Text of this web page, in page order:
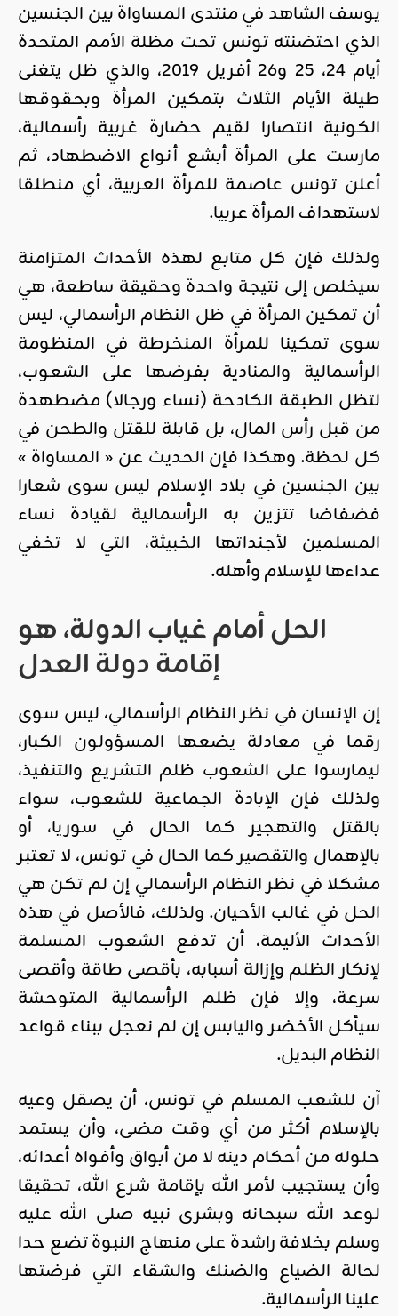
يوسف الشاهد في منتدى المساواة بين الجنسين
الذي احتضنته تونس تحت مظلة الأمم المتحدة
أيام 24، 25 و26 أفريل 2019، والذي ظل يتغنى
طيلة الأيام الثلاث بتمكين المرأة وبحقوقها
الكونية انتصارا لقيم حضارة غربية رأسمالية،
مارست على المرأة أبشع أنواع الاضطهاد، ثم
أعلن تونس عاصمة للمرأة العربية، أي منطلقا
لاستهداف المرأة عربيا.
ولذلك فإن كل متابع لهذه الأحداث المتزامنة
سيخلص إلى نتيجة واحدة وحقيقة ساطعة، هي
أن تمكين المرأة في ظل النظام الرأسمالي، ليس
سوى تمكينا للمرأة المنخرطة في المنظومة
الرأسمالية والمنادية بفرضها على الشعوب،
لتظل الطبقة الكادحة (نساء ورجالا) مضطهدة
من قبل رأس المال، بل قابلة للقتل والطحن في
كل لحظة. وهكذا فإن الحديث عن « المساواة »
بين الجنسين في بلاد الإسلام ليس سوى شعارا
فضفاضا تتزين به الرأسمالية لقيادة نساء
المسلمين لأجنداتها الخبيثة، التي لا تخفي
عداءها للإسلام وأهله.
الحل أمام غياب الدولة، هو
إقامة دولة العدل
إن الإنسان في نظر النظام الرأسمالي، ليس سوى
رقما في معادلة يضعها المسؤولون الكبار،
ليمارسوا على الشعوب ظلم التشريع والتنفيذ،
ولذلك فإن الإبادة الجماعية للشعوب، سواء
بالقتل والتهجير كما الحال في سوريا، أو
بالإهمال والتقصير كما الحال في تونس، لا تعتبر
مشكلا في نظر النظام الرأسمالي إن لم تكن هي
الحل في غالب الأحيان. ولذلك، فالأصل في هذه
الأحداث الأليمة، أن تدفع الشعوب المسلمة
لإنكار الظلم وإزالة أسبابه، بأقصى طاقة وأقصى
سرعة، وإلا فإن ظلم الرأسمالية المتوحشة
سيأكل الأخضر واليابس إن لم نعجل ببناء قواعد
النظام البديل.
آن للشعب المسلم في تونس، أن يصقل وعيه
بالإسلام أكثر من أي وقت مضى، وأن يستمد
حلوله من أحكام دينه لا من أبواق وأفواه أعدائه،
وأن يستجيب لأمر الله بإقامة شرع الله، تحقيقا
لوعد الله سبحانه وبشرى نبيه صلى الله عليه
وسلم بخلافة راشدة على منهاج النبوة تضع حدا
لحالة الضياع والضنك والشقاء التي فرضتها
علينا الرأسمالية.